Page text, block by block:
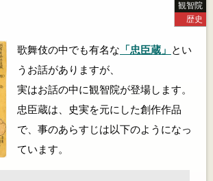
観智院
歴史
歌舞伎の中でも有名な 「忠臣蔵」
とい
うお話がありますが、
実はお話の中に観智院が登場します。
忠臣蔵は、史実を元にした創作作品
で、事のあらすじは以下のようになっ
ています。